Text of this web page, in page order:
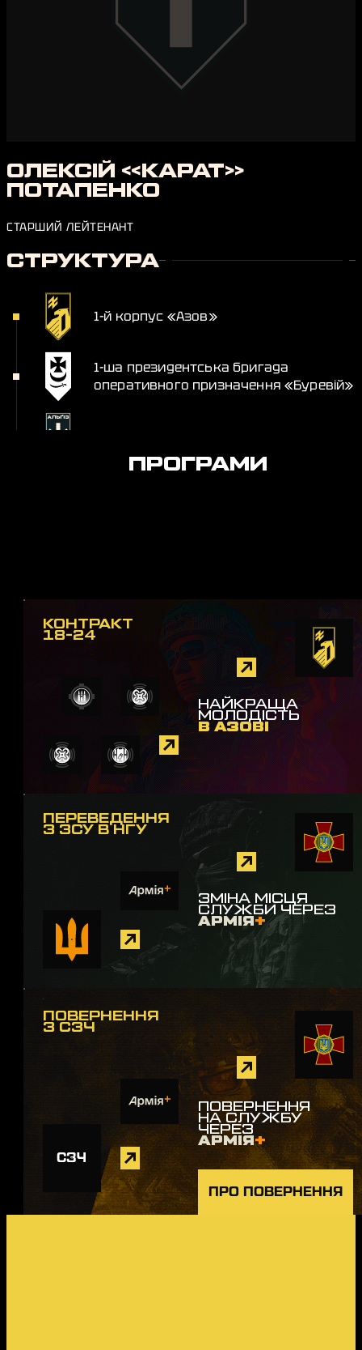
ОЛЕКСІЙ «КАРАТ»
ПОТАПЕНКО
СТАРШИЙ ЛЕЙТЕНАНТ
СТРУКТУРА
1-й корпус «Азов»
1-ша президентська бригада
оперативного призначення «Буревій»
ПРОГРАМИ
КОНТРАКТ
18-24
НАЙКРАЩА
МОЛОДІСТЬ
В АЗОВІ
ПЕРЕВЕДЕННЯ
З ЗСУ В НГУ
ЗМІНА МІСЦЯ
СЛУЖБИ ЧЕРЕЗ
АРМІЯ +
ПОВЕРНЕННЯ
З СЗЧ
ПОВЕРНЕННЯ
НА СЛУЖБУ
ЧЕРЕЗ
АРМІЯ+
СЗЧ
ПРО ПОВЕРНЕННЯ